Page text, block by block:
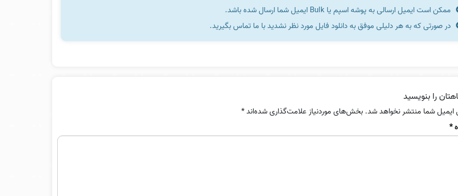
ممکن است ایمیل ارسالی به پوشه اسپم یا Bulk ایمیل شما ارسال شده باشد.
در صورتی که به هر دلیلی موفق به دانلود فایل مورد نظر نشدید با ما تماس بگیرید.
را بنویسید
ایمیل شما منتشر نخواهد شد. بخش‌های موردنیاز علامت‌گذاری شده‌اند*
*